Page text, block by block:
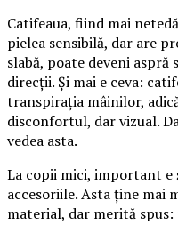
Catifeaua, fiind mai
pielea sensibilă, dar are
slabă, poate deveni aspră
direcții. Și mai e ceva:
transpirația mâinilor,
disconfortul, dar vizual.
vedea asta.
La copii mici, important e
accesoriile. Asta ține mai
material, dar merită